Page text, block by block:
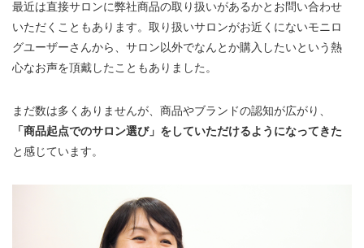
最近は直接サロンに弊社商品の取り扱いがあるかとお問い合わせ
いただくこともあります。取り扱いサロンがお近くにないモニロ
グユーザーさんから、サロン以外でなんとか購入したいという熱
心なお声を頂戴したこともありました。
まだ数は多くありませんが、商品やブランドの認知が広がり、
「商品起点でのサロン選び」をしていただけるようになってきた
と感じています。